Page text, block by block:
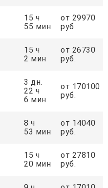
15 ч
55 мин
от 29970
руб.
15 ч
2 мин
от 26730
руб.
3 дн.
22 ч
6 мин
от 170100
руб.
8 ч
53 мин
от 14040
руб.
15 ч
20 мин
от 27810
руб.